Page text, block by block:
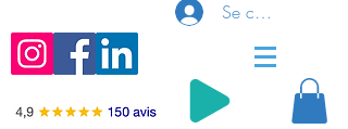
Se connecter